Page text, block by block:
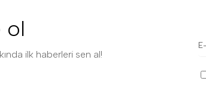
ol
ilk haberleri sen al!